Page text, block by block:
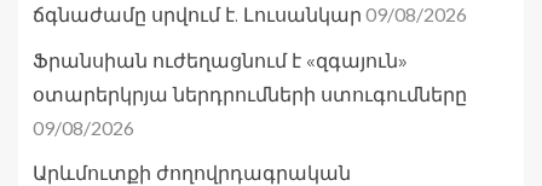
ճգնաժամը սրվում է. Լուսանկար 09/08/2026
Ֆրանսիան ուժեղացնում է «զգայուն»
օտարերկրյա ներդրումների ստուգումները
09/08/2026
Արևմուտքի ժողովրդագրական